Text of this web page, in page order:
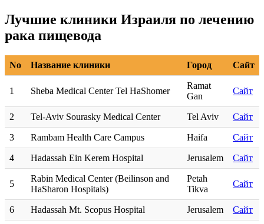
Лучшие клиники Израиля по лечению
рака пищевода
No Название клиники Город Сайт
1 Sheba Medical Center Tel HaShomer
Ramat
Gan
Сайт
2 Tel-Aviv Sourasky Medical Center Tel Aviv Сайт
3 Rambam Health Care Campus Haifa Сайт
4 Hadassah Ein Kerem Hospital Jerusalem Сайт
5
Rabin Medical Center (Beilinson and
HaSharon Hospitals)
Petah
Tikva
Сайт
6 Hadassah Mt. Scopus Hospital Jerusalem Сайт